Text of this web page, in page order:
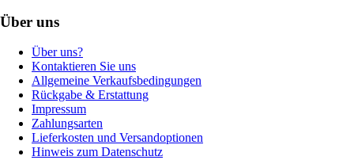
Über uns
Über uns?
Kontaktieren Sie uns
Allgemeine Verkaufsbedingungen
Rückgabe & Erstattung
Impressum
Zahlungsarten
Lieferkosten und Versandoptionen
Hinweis zum Datenschutz